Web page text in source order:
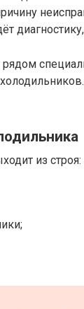
из строя: